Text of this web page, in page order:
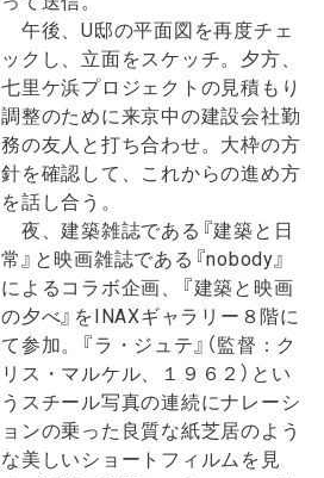
午後、U邸の平面図を再度チェ
ックし、立面をスケッチ。夕方、
七里ケ浜プロジェクトの見積もり
調整のために来京中の建設会社勤
務の友人と打ち合わせ。大枠の方
針を確認して、これからの進め方
を話し合う。
夜、建築雑誌である『建築と日
常』と映画雑誌である『nobody』
によるコラボ企画、『建築と映画
の夕べ』をINAXギャラリー８階に
て参加。『ラ・ジュテ』（監督：ク
リス・マルケル、１９６２）とい
うスチール写真の連続にナレーシ
ョンの乗った良質な紙芝居のよう
な美しいショートフィルムを見